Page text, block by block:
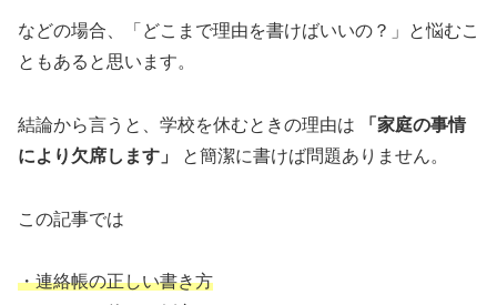
などの場合、「どこまで理由を書けばいいの？」と悩むこ
ともあると思います。
結論から言うと、学校を休むときの理由は
「家庭の事情
により欠席します」
と簡潔に書けば問題ありません。
この記事では
・連絡帳の正しい書き方